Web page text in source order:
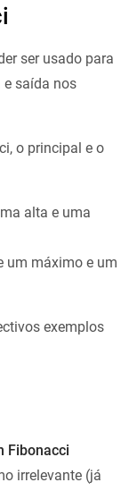
ser usado para
saída nos
o principal e o
alta e uma
um máximo e um
exemplos
Fibonacci
irrelevante (já